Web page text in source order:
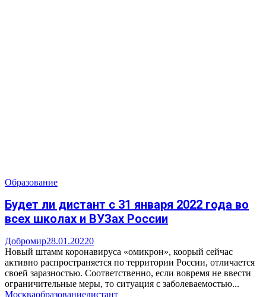
Образование
Будет ли дистант с 31 января 2022 года во
всех школах и ВУЗах России
Добромир28.01.20220
Новый штамм коронавируса «омикрон», коорый сейчас
активно распространяется по территории России, отличается
своей заразностью. Соответственно, если вовремя не ввести
ограничительные меры, то ситуация с заболеваемостью...
Москваобразованиедистант